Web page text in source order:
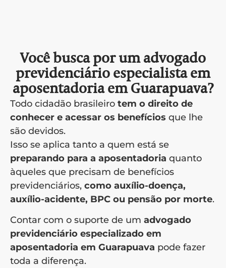
Você busca por um advogado
previdenciário especialista em
aposentadoria em Guarapuava?
Todo cidadão brasileiro tem o direito de
conhecer e acessar os benefícios que lhe
são devidos.
Isso se aplica tanto a quem está se
preparando para a aposentadoria quanto
àqueles que precisam de benefícios
previdenciários, como auxílio-doença,
auxílio-acidente, BPC ou pensão por morte.
Contar com o suporte de um advogado
previdenciário especializado em
aposentadoria em Guarapuava pode fazer
toda a diferença.